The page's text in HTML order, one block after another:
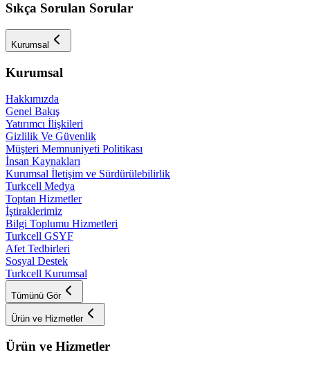
Sıkça Sorulan Sorular
Kurumsal
Kurumsal
Hakkımızda
Genel Bakış
Yatırımcı İlişkileri
Gizlilik Ve Güvenlik
Müşteri Memnuniyeti Politikası
İnsan Kaynakları
Kurumsal İletişim ve Sürdürülebilirlik
Turkcell Medya
Toptan Hizmetler
İştiraklerimiz
Bilgi Toplumu Hizmetleri
Turkcell GSYF
Afet Tedbirleri
Sosyal Destek
Turkcell Kurumsal
Tümünü Gör
Ürün ve Hizmetler
Ürün ve Hizmetler